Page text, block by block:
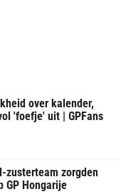
over kalender,
'foefje' uit | GPFans
zusterteam zorgden
GP Hongarije